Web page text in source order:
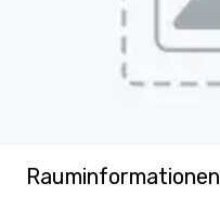
Rauminformationen